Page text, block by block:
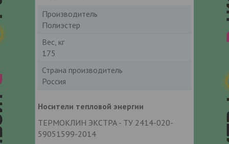
Производитель
Полиэстер
Вес, кг
175
Страна производитель
Россия
Носители тепловой энергии
ТЕРМОКЛИН ЭКСТРА - ТУ 2414-020-
59051599-2014